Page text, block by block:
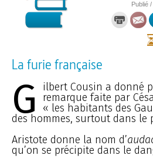
Publié
La furie française
G
ilbert Cousin a donné
remarque faite par
« les habitants des
des hommes, surtout dans le
Aristote donne la nom d’
qu’on se précipite dans le